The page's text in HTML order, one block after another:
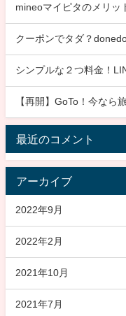
mineoマイピタのメリッ
クーポンでタダ？
シンプルな２つ料金！
【再開】GoTo！今なら
最近のコメント
アーカイブ
2022年9月
2022年2月
2021年10月
2021年7月